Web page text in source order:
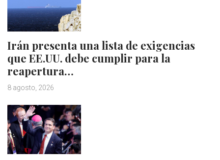
Irán presenta una lista de exigencias
que EE.UU. debe cumplir para la
reapertura…
8 agosto, 2026